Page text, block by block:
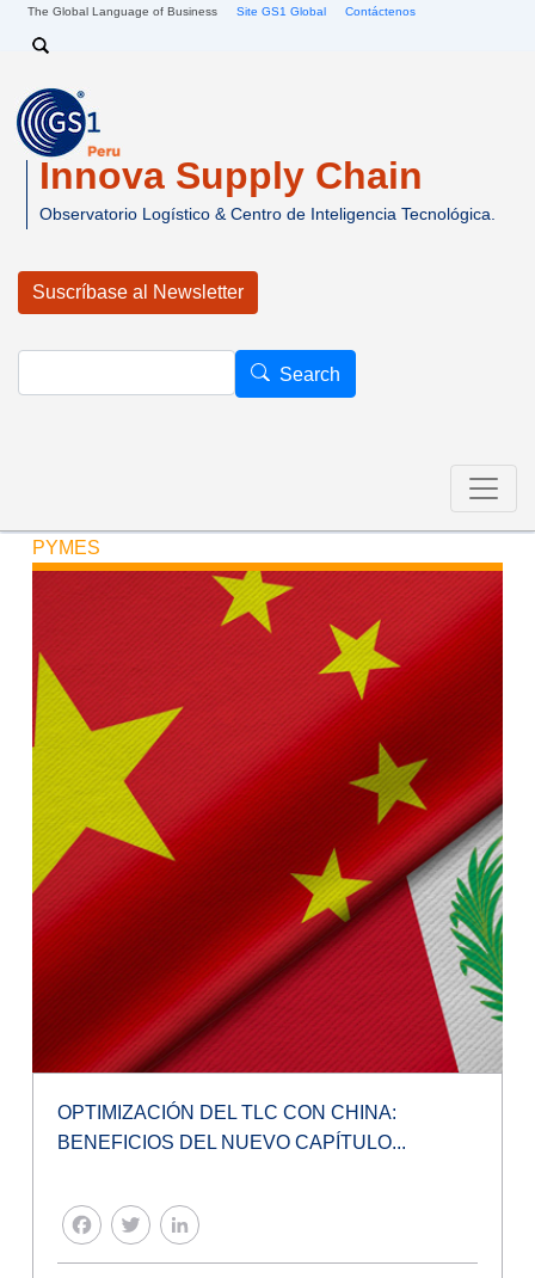
Pasar al contenido principal
The Global Language of Business Site GS1 Global Contáctenos
Search
Innova Supply Chain
Observatorio Logístico & Centro de Inteligencia Tecnológica.
Suscríbase al Newsletter
Search
PYMES
OPTIMIZACIÓN DEL TLC CON CHINA:
BENEFICIOS DEL NUEVO CAPÍTULO...
FACEBOOK
TWITTER